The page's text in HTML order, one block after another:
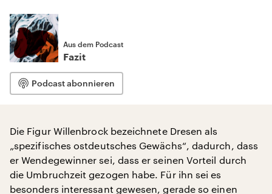
Aus dem Podcast
Fazit
Podcast abonnieren
Die Figur Willenbrock bezeichnete Dresen als
„spezifisches ostdeutsches Gewächs“, dadurch, dass
er Wendegewinner sei, dass er seinen Vorteil durch
die Umbruchzeit gezogen habe. Für ihn sei es
besonders interessant gewesen, gerade so einen